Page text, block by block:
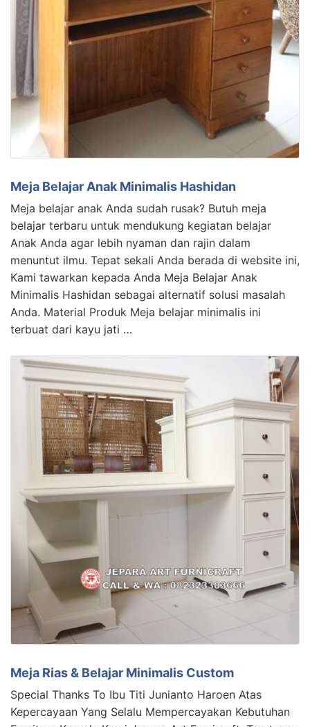
Meja Belajar Anak Minimalis Hashidan
Meja belajar anak Anda sudah rusak? Butuh meja
belajar terbaru untuk mendukung kegiatan belajar
Anak Anda agar lebih nyaman dan rajin dalam
menuntut ilmu. Tepat sekali Anda berada di website ini,
Kami tawarkan kepada Anda Meja Belajar Anak
Minimalis Hashidan sebagai alternatif solusi masalah
Anda. Material Produk Meja belajar minimalis ini
terbuat dari kayu jati …
Meja Rias & Belajar Minimalis Custom
Special Thanks To Ibu Titi Junianto Haroen Atas
Kepercayaan Yang Selalu Mempercayakan Kebutuhan